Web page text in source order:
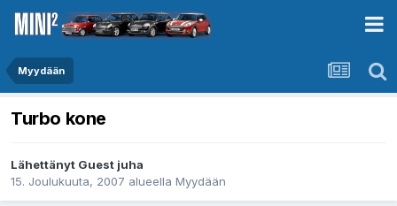
Myydään
Turbo kone
Lähettänyt Guest juha
15. Joulukuuta, 2007 alueella Myydään